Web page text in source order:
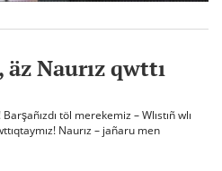
Naurız qwttı
töl merekemiz – Wlıstıñ wlı
Naurız – jañaru men